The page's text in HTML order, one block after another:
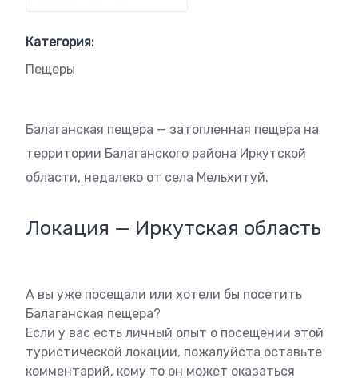
Категория:
Пещеры
Балаганская пещера — затопленная пещера на
территории Балаганского района Иркутской
области, недалеко от села Мельхитуй.
Локация — Иркутская область
А вы уже посещали или хотели бы посетить
Балаганская пещера?
Если у вас есть личный опыт о посещении этой
туристической локации, пожалуйста оставьте
комментарий, кому то он может оказаться